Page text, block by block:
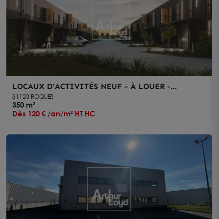
LOCAUX D'ACTIVITÉS NEUF - À LOUER -
TOULOUSE ROQUES
31120 ROQUES
350 m²
Dès 120 € /an/m² HT HC